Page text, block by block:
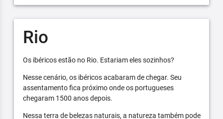
Rio
Os ibéricos estão no Rio. Estariam eles sozinhos?
Nesse cenário, os ibéricos acabaram de chegar. Seu
assentamento fica próximo onde os portugueses
chegaram 1500 anos depois.
Nessa terra de belezas naturais, a natureza também pode